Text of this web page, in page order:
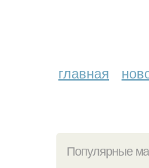
главная
Популярные